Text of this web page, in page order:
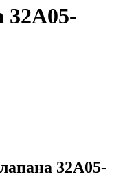
32A05-
32A05-